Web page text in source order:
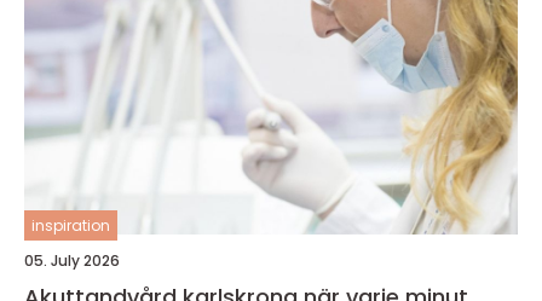
inspiration
05. July 2026